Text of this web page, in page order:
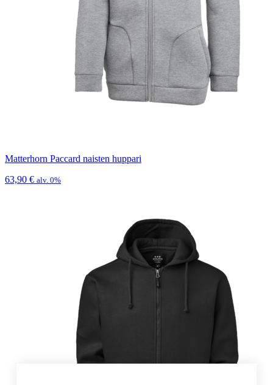
Matterhorn Paccard naisten huppari
63,90 € alv. 0%